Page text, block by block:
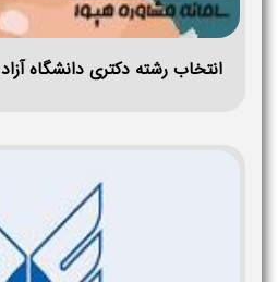
انتخاب رشته دکتری دانشگاه آزاد